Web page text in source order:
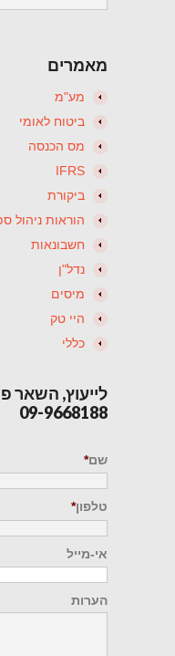
מאמרים
מע"מ
ביטוח לאומי
מס הכנסה
IFRS
ביקורת
הוראות ניהול
חשבונאות
נדל"ן
מיסים
היי טק
כללי
לייעוץ, השאר
09-9668188
שם*
טלפון*
אי-מייל
הערות